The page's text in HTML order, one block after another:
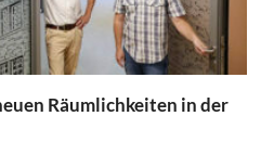
Räumlichkeiten in der